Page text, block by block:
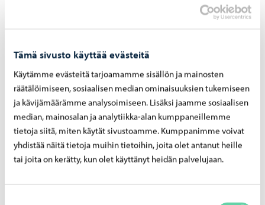
Tämä sivusto käyttää evästeitä
Käytämme evästeitä tarjoamamme sisällön ja mainosten
räätälöimiseen, sosiaalisen median ominaisuuksien tukemiseen
ja kävijämäärämme analysoimiseen. Lisäksi jaamme sosiaalisen
median, mainosalan ja analytiikka-alan kumppaneillemme
tietoja siitä, miten käytät sivustoamme. Kumppanimme voivat
yhdistää näitä tietoja muihin tietoihin, joita olet antanut heille
tai joita on kerätty, kun olet käyttänyt heidän palvelujaan.
myöhästymismaksut nousevat takautuvasti. Jos laina on
ollut myöhässä jo vuoden 2024 puolella, mutta se
palautetaan vasta tänä vuonna, maksu on kaikilta päiviltä
0,20 € (myöhästymismaksu nousee 0,15 € > 0,20 €).
Asiakasmaksut 1.1.2025 alkaen:
Runebergin päivän juhlinta alkaa ennakkoon